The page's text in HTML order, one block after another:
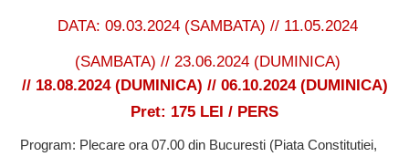
DATA: 09.03.2024 (SAMBATA) // 11.05.2024
(SAMBATA) // 23.06.2024 (DUMINICA)
// 18.08.2024 (DUMINICA) // 06.10.2024 (DUMINICA)
Pret: 175 LEI / PERS
Program: Plecare ora 07.00 din Bucuresti (Piata Constitutiei,